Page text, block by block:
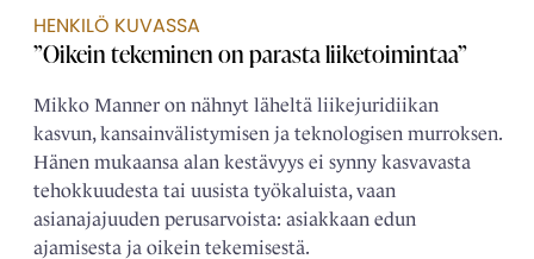
HENKILÖ KUVASSA
”Oikein tekeminen on parasta liiketoimintaa”
Mikko Manner on nähnyt läheltä liikejuridiikan
kasvun, kansainvälistymisen ja teknologisen murroksen.
Hänen mukaansa alan kestävyys ei synny kasvavasta
tehokkuudesta tai uusista työkaluista, vaan
asianajajuuden perusarvoista: asiakkaan edun
ajamisesta ja oikein tekemisestä.